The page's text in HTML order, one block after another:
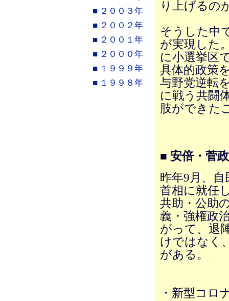
■ ２００３年
■ ２００２年
■ ２００１年
■ ２０００年
■ １９９９年
■ １９９８年
り上げるの
そうした中
が実現した
に小選挙区
具体的政策
与野党逆転
に戦う共闘
肢ができた
■ 安倍・菅
昨年9月、
首相に就任
共助・公助
義・強権政
がって、退
けではなく
がある。
・新型コロ